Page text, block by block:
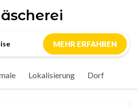
MEHR ERFAHREN
Lokalisierung Dorf